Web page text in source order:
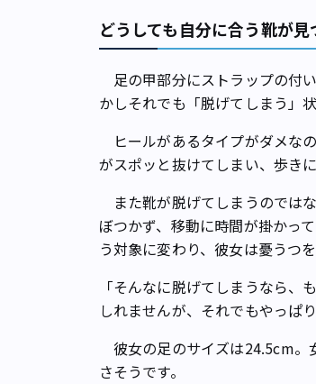
どうしても自分に合う靴が見
足の甲部分にストラップの付
かしそれでも「脱げてしまう」
ヒールがあるタイプがダメな
がスポッと抜けてしまい、歩き
また靴が脱げてしまうのでは
ぼつかず、移動に時間が掛かっ
う対象に変わり、彼女は憂うつ
「そんなに脱げてしまうなら
しれませんが、それでもやっぱ
彼女の足のサイズは24.5cm。
さそうです。